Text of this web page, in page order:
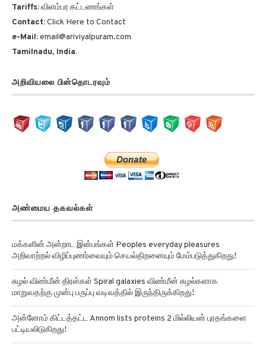
Tariffs:விளம்பர கட்டணங்கள்
Contact:Click Here to Contact
e-Mail:email@ariviyalpuram.com
Tamilnadu, India.
அறிவியலை பின்தொடரவும்
அண்மைய தகவல்கள்
மக்களின் அன்றாட இன்பங்கள் Peoples everyday pleasures
அறிவாற்றல் விழிப்புணர்வையும் செயல்திறனையும் மேம்படுத்துகிறது!
சுழல் விண்மீன் திரள்கள் Spiral galaxies விண்மீன் சுழல்களாக
மாறுவதற்கு முன்பு பருப்பு வடிவத்தில் இருந்திருக்கிறது!
அன்னோம் கிட்டத்தட்ட Annom lists proteins 2 மில்லியன் புரதங்களை
பட்டியலிடுகிறது!